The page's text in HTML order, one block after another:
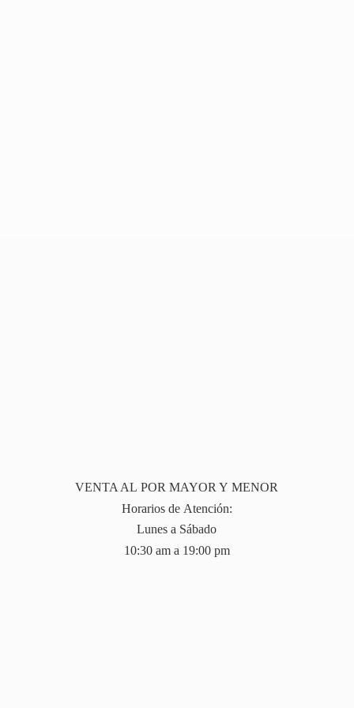
VENTA AL POR MAYOR Y MENOR
Horarios de Atención:
Lunes a Sábado
10:30 am a 19:00 pm